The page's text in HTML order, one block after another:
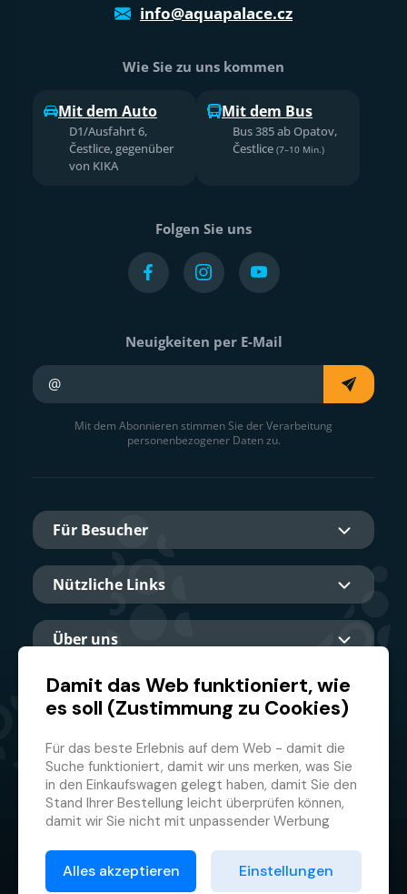
info@aquapalace.cz
Wie Sie zu uns kommen
Mit dem Auto
D1/Ausfahrt 6,
Čestlice, gegenüber
von KIKA
Mit dem Bus
Bus 385 ab Opatov,
Čestlice (7–10 Min.)
Folgen Sie uns
Neuigkeiten per E-Mail
Mit dem Abonnieren stimmen Sie der Verarbeitung
personenbezogener Daten zu.
Für Besucher
Nützliche Links
Über uns
Hauptpartner
© 2026 GMF Aquapark Prague, a.s.
Damit das Web funktioniert, wie
es soll (Zustimmung zu Cookies)
Für das beste Erlebnis auf dem Web - damit die
Suche funktioniert, damit wir uns merken, was Sie
in den Einkaufswagen gelegt haben, damit Sie den
Stand Ihrer Bestellung leicht überprüfen können,
damit wir Sie nicht mit unpassender Werbung
anmelden müssen.
Deswegen brauchen wir von Ihnen Ihre
Alles akzeptieren Einstellungen